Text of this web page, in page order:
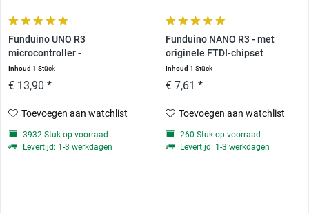
Funduino UNO R3
microcontroller -
compatibel...
Inhoud1 Stück
€ 13,90 *
Toevoegen aan watchlist
3932 Stuk op voorraad
Levertijd: 1-3 werkdagen
Funduino NANO R3 - met
originele FTDI-chipset
Inhoud 1 Stück
€ 7,61 *
Toevoegen aan watchlist
260 Stuk op voorraad
Levertijd: 1-3 werkdagen